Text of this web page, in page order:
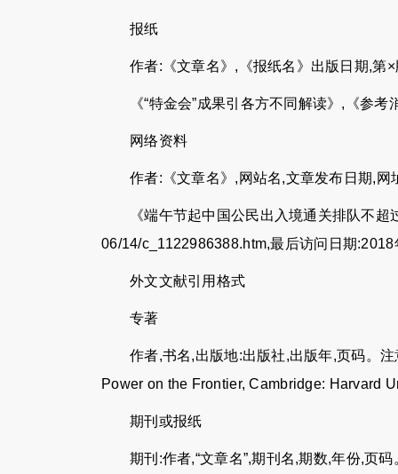
报纸
作者:《文章名》,《报纸名》出版日期,第
《“特金会”成果引各方不同解读》,《参
网络资料
作者:《文章名》,网站名,文章发布日期,
《端午节起中国公民出入境通关排队不
06/14/c_1122986388.htm,最后访问日期
外文文献引用格式
专著
作者,书名,出版地:出版社,出版年,页码。
Power on the Frontier, Cambridge: Harvard
期刊或报纸
期刊:作者,“文章名”,期刊名,期数,年份,页码